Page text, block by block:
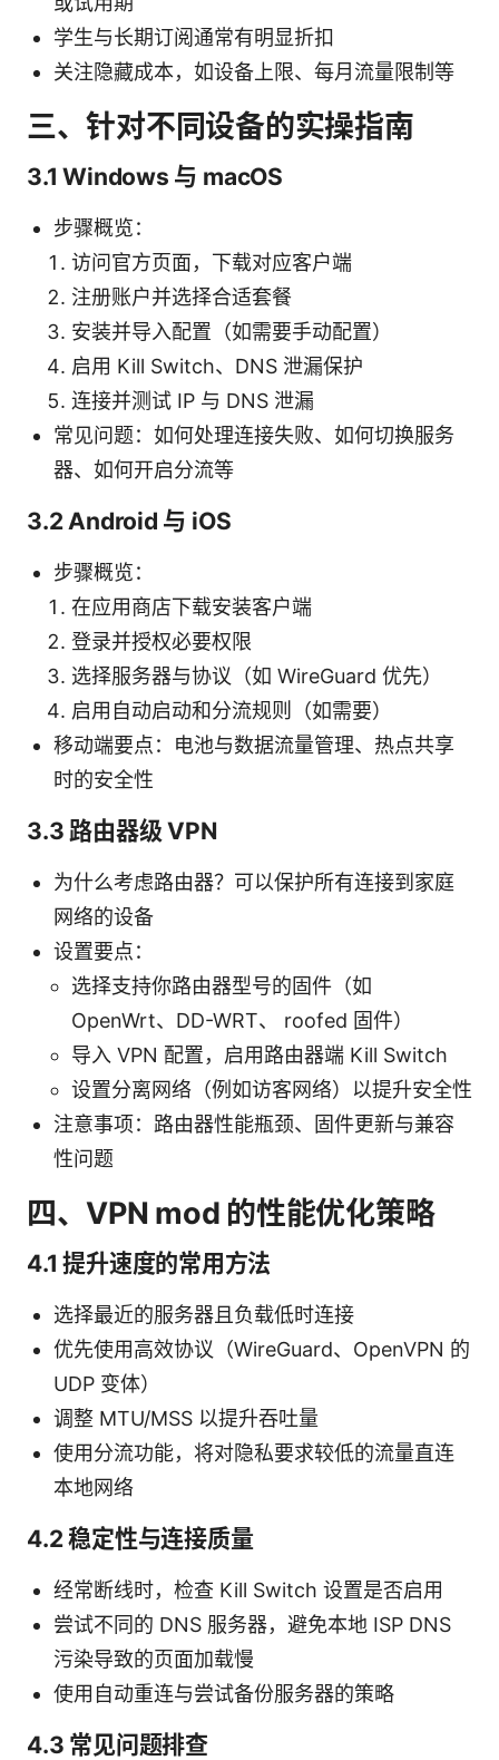
学生与长期订阅通常有明显折扣
关注隐藏成本，如设备上限、每月流量限制等
三、针对不同设备的实操指南
3.1 Windows 与 macOS
步骤概览：
访问官方页面，下载对应客户端
注册账户并选择合适套餐
安装并导入配置（如需要手动配置）
启用 Kill Switch、DNS 泄漏保护
连接并测试 IP 与 DNS 泄漏
常见问题：如何处理连接失败、如何切换服务
器、如何开启分流等
3.2 Android 与 iOS
步骤概览：
在应用商店下载安装客户端
登录并授权必要权限
选择服务器与协议（如 WireGuard 优先）
启用自动启动和分流规则（如需要）
移动端要点：电池与数据流量管理、热点共享
时的安全性
3.3 路由器级 VPN
为什么考虑路由器？可以保护所有连接到家庭
网络的设备
设置要点：
选择支持你路由器型号的固件（如
OpenWrt、DD-WRT、 roofed 固件）
导入 VPN 配置，启用路由器端 Kill Switch
设置分离网络（例如访客网络）以提升安全性
注意事项：路由器性能瓶颈、固件更新与兼容
性问题
四、VPN mod 的性能优化策略
4.1 提升速度的常用方法
选择最近的服务器且负载低时连接
优先使用高效协议（WireGuard、OpenVPN 的
UDP 变体）
调整 MTU/MSS 以提升吞吐量
使用分流功能，将对隐私要求较低的流量直连
本地网络
4.2 稳定性与连接质量
经常断线时，检查 Kill Switch 设置是否启用
尝试不同的 DNS 服务器，避免本地 ISP DNS
污染导致的页面加载慢
使用自动重连与尝试备份服务器的策略
4.3 常见问题排查